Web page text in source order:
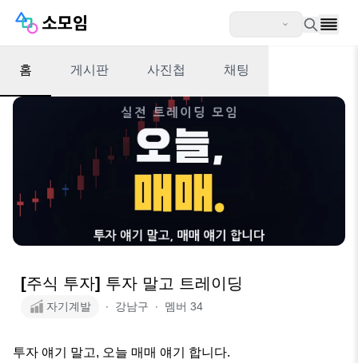
홈 게시판 사진첩 채팅
[주식 투자] 투자 말고 트레이딩
자기계발 ∙ 강남구 ∙ 멤버 34
투자 얘기 말고, 오늘 매매 얘기 합니다.